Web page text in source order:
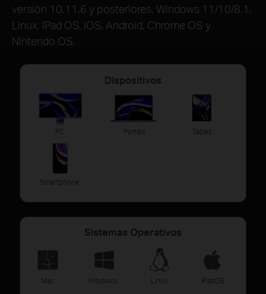
versión 10.11.6 y posteriores, Windows 11/10/8.1,
Linux, iPad OS, iOS, Android, Chrome OS y
Nintendo OS.
Dispositivos
PC Portátil Tablet
Smartphone
Sistemas Operativos
Mac Windows Linux iPadOS